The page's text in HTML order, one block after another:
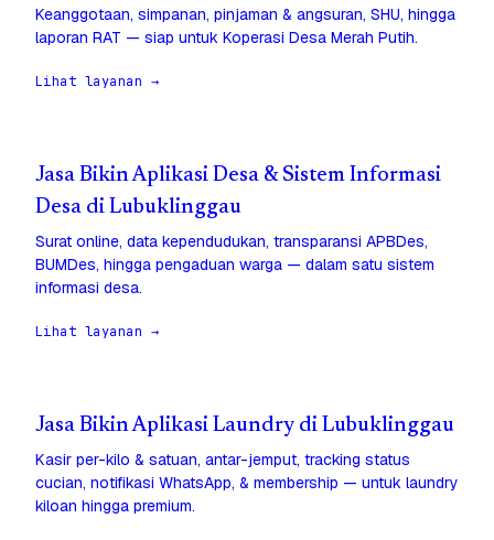
Keanggotaan, simpanan, pinjaman & angsuran, SHU, hingga
laporan RAT — siap untuk Koperasi Desa Merah Putih.
Lihat layanan →
Jasa Bikin Aplikasi Desa & Sistem Informasi
Desa di Lubuklinggau
Surat online, data kependudukan, transparansi APBDes,
BUMDes, hingga pengaduan warga — dalam satu sistem
informasi desa.
Lihat layanan →
Jasa Bikin Aplikasi Laundry di Lubuklinggau
Kasir per-kilo & satuan, antar-jemput, tracking status
cucian, notifikasi WhatsApp, & membership — untuk laundry
kiloan hingga premium.